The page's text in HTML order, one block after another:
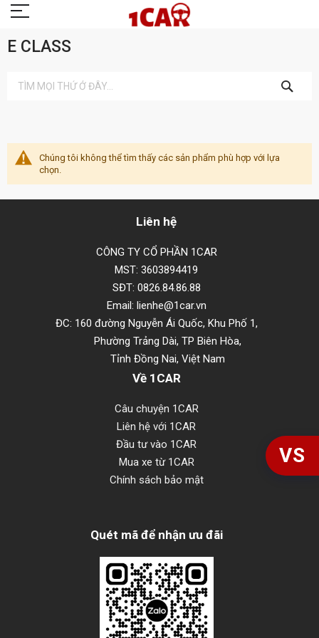
E CLASS
KIẾM
Chúng tôi không thể tìm thấy các sản phẩm phù hợp với lựa
chọn.
Liên hệ
CÔNG TY CỔ PHẦN 1CAR
MST: 3603894419
SĐT: 0826.84.86.88
Email: lienhe@1car.vn
ĐC: 160 đường Nguyễn Ái Quốc, Khu Phố 1,
Phường Trảng Dài, TP Biên Hòa,
Tỉnh Đồng Nai, Việt Nam
Về 1CAR
Câu chuyện 1CAR
Liên hệ với 1CAR
Đầu tư vào 1CAR
Mua xe từ 1CAR
Chính sách bảo mật
Quét mã để nhận ưu đãi
VS